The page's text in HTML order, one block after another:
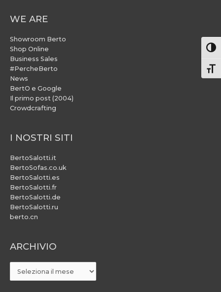
WE ARE
Showroom Berto
Shop Online
Business Sales
#PercheBerto
News
BertO e Google
Il primo post (2004)
Crowdcrafting
I NOSTRI SITI
BertoSalotti.it
BertoSofas.co.uk
BertoSalotti.es
BertoSalotti.fr
BertoSalotti.de
BertoSalotti.ru
berto.cn
ARCHIVIO
ARCHIVIO